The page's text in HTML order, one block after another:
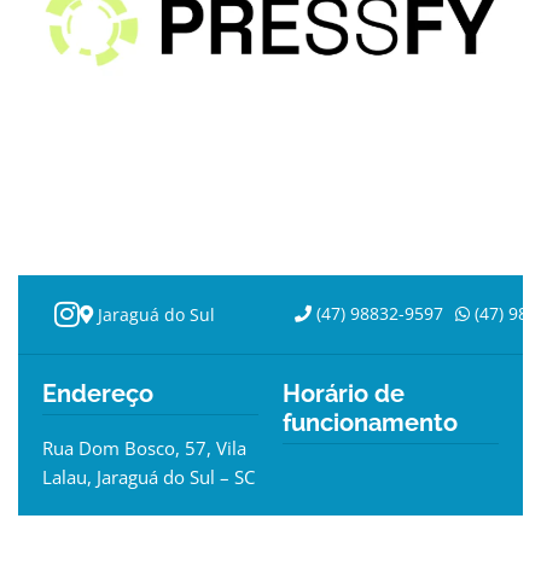
Jaraguá do Sul (47) 98832-9597 (47)
Endereço
Rua Dom Bosco, 57, Vila
Lalau, Jaraguá do Sul – SC
Horário de
funcionamento